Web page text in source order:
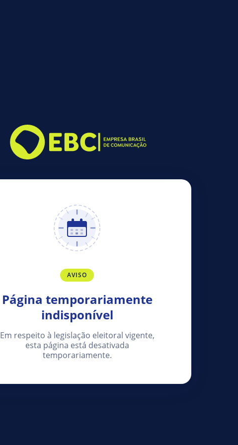
AVISO
Página temporariamente
indisponível
Em respeito à legislação eleitoral vigente,
esta página está desativada
temporariamente.